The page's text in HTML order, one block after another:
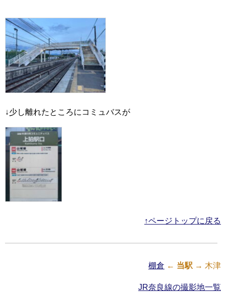
↓少し離れたところにコミュバスが
↑ページトップに戻る
棚倉 ← 当駅 → 木津
JR奈良線の撮影地一覧